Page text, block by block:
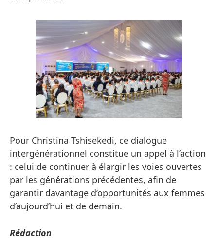
Pour Christina Tshisekedi, ce dialogue
intergénérationnel constitue un appel à l’action
: celui de continuer à élargir les voies ouvertes
par les générations précédentes, afin de
garantir davantage d’opportunités aux femmes
d’aujourd’hui et de demain.
Rédaction